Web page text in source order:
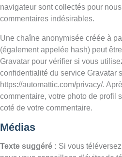
navigateur sont collectés pour
commentaires indésirables.
Une chaîne anonymisée créée à
(également appelée hash) peut
Gravatar pour vérifier si vous
confidentialité du service Gravatar
https://automattic.com/privacy/.
commentaire, votre photo de profil
coté de votre commentaire.
Médias
Texte suggéré : Si vous